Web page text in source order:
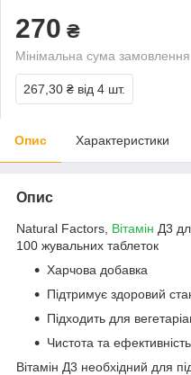
270 ₴
Мінімальна сума
267,30 ₴ від 4 шт.
Опис Характеристики
Опис
Natural Factors, Вітамін Д3
100 жувальних таблеток
Харчова добавка
Підтримує здоровий
Підходить для
Чистота та
Вітамін Д3 необхідний для